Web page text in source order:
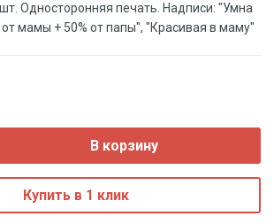
Односторонняя печать. Надписи: "Умна
мамы + 50% от папы", "Красивая в маму"
В корзину
Купить в 1 клик